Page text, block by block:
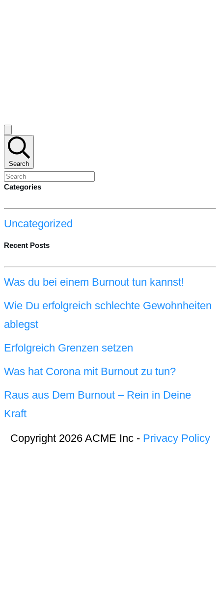
Search
Categories
Uncategorized
Recent Posts
Was du bei einem Burnout tun kannst!
Wie Du erfolgreich schlechte Gewohnheiten
ablegst
Erfolgreich Grenzen setzen
Was hat Corona mit Burnout zu tun?
Raus aus Dem Burnout – Rein in Deine
Kraft
Copyright 2026 ACME Inc - Privacy Policy